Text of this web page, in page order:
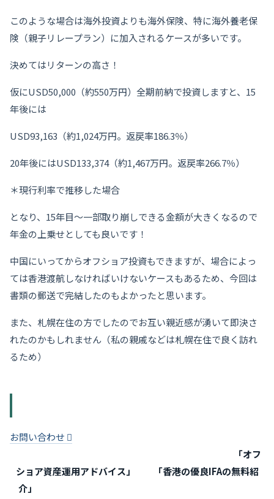
このような場合は海外投資よりも海外保険、特に海外養老保
険（親子リレープラン）に加入されるケースが多いです。
決めてはリターンの高さ！
仮にUSD50,000（約550万円）全期前納で投資しますと、15
年後には
USD93,163（約1,024万円。返戻率186.3％）
20年後にはUSD133,374（約1,467万円。返戻率266.7％）
＊現行利率で推移した場合
となり、15年目〜一部取り崩しできる金額が大きくなるので
年金の上乗せとしても良いです！
中国にいってからオフショア投資もできますが、場合によっ
ては香港渡航しなければいけないケースもあるため、今回は
書類の郵送で完結したのもよかったと思います。
また、札幌在住の方でしたのでお互い親近感が湧いて即決さ
れたのかもしれません（私の親戚などは札幌在住で良く訪れ
るため）
お問い合わせ
「オフ
ショア資産運用アドバイス」
「香港の優良IFAの無料紹
介」